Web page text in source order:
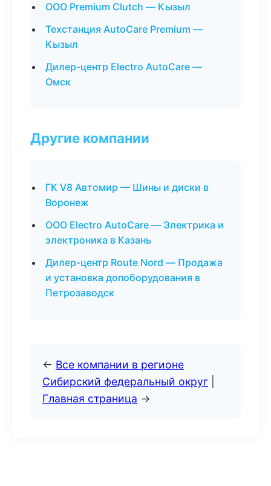
ООО Premium Clutch — Кызыл
Техстанция AutoCare Premium —
Кызыл
Дилер-центр Electro AutoCare —
Омск
Другие компании
ГК V8 Автомир — Шины и диски в
Воронеж
ООО Electro AutoCare — Электрика и
электроника в Казань
Дилер-центр Route Nord — Продажа
и установка допоборудования в
Петрозаводск
← Все компании в регионе
Сибирский федеральный округ
Главная страница →